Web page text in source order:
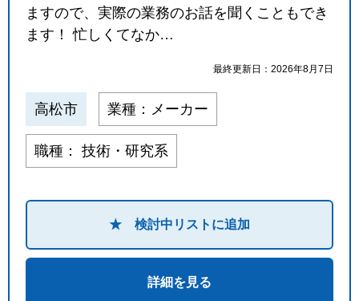
ますので、実際の業務のお話を聞くこともでき
ます！ 忙しくてなか…
最終更新日：2026年8月7日
高松市 業種：メーカー
職種： 技術・研究系
★ 検討中リストに追加
詳細を見る